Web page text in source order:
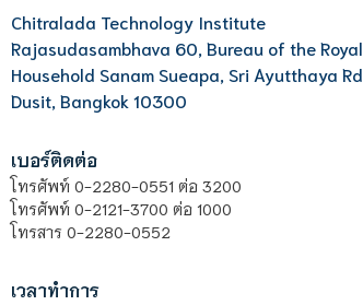
Chitralada Technology Institute
Rajasudasambhava 60, Bureau of the Royal
Household Sanam Sueapa, Sri Ayutthaya Rd.,
Dusit, Bangkok 10300
เบอร์ติดต่อ
โทรศัพท์ 0-2280-0551 ต่อ 3200
โทรศัพท์ 0-2121-3700 ต่อ 1000
โทรสาร 0-2280-0552
เวลาทำการ